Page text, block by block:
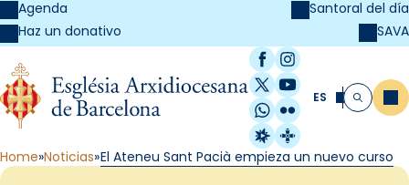
Agenda
Haz un donativo
Santoral del día
SAVA
Facebook
Instagram
X / Twitter
YouTube
WhatsApp
Flickr
Radio Estel
Catalunya
ES Buscar
Home Noticias El Ateneu Sant Pacià empieza un nuevo curso